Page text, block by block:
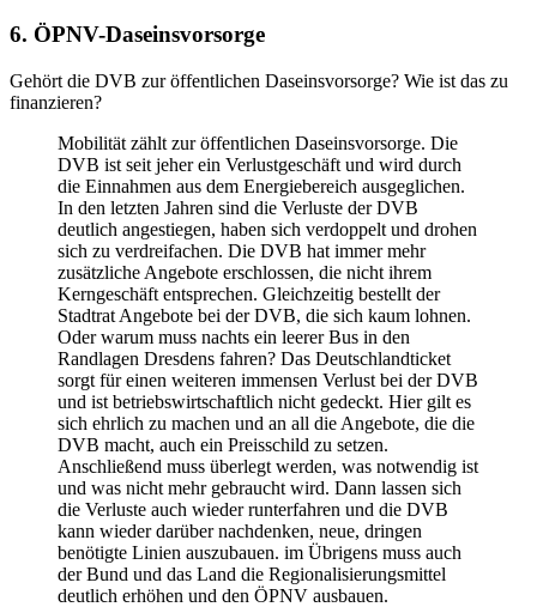
6. ÖPNV-Daseinsvorsorge
Gehört die DVB zur öffentlichen Daseinsvorsorge? Wie ist das zu
finanzieren?
Mobilität zählt zur öffentlichen Daseinsvorsorge. Die
DVB ist seit jeher ein Verlustgeschäft und wird durch
die Einnahmen aus dem Energiebereich ausgeglichen.
In den letzten Jahren sind die Verluste der DVB
deutlich angestiegen, haben sich verdoppelt und drohen
sich zu verdreifachen. Die DVB hat immer mehr
zusätzliche Angebote erschlossen, die nicht ihrem
Kerngeschäft entsprechen. Gleichzeitig bestellt der
Stadtrat Angebote bei der DVB, die sich kaum lohnen.
Oder warum muss nachts ein leerer Bus in den
Randlagen Dresdens fahren? Das Deutschlandticket
sorgt für einen weiteren immensen Verlust bei der DVB
und ist betriebswirtschaftlich nicht gedeckt. Hier gilt es
sich ehrlich zu machen und an all die Angebote, die die
DVB macht, auch ein Preisschild zu setzen.
Anschließend muss überlegt werden, was notwendig ist
und was nicht mehr gebraucht wird. Dann lassen sich
die Verluste auch wieder runterfahren und die DVB
kann wieder darüber nachdenken, neue, dringen
benötigte Linien auszubauen. im Übrigens muss auch
der Bund und das Land die Regionalisierungsmittel
deutlich erhöhen und den ÖPNV ausbauen.